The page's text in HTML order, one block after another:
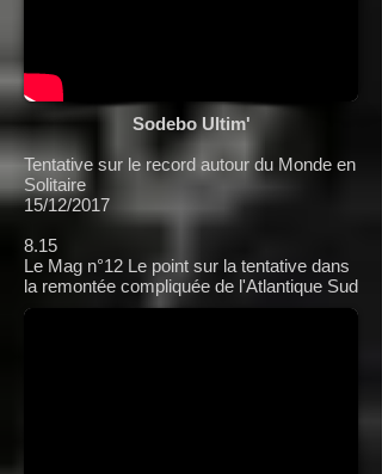
Sodebo Ultim'
Tentative sur le record autour du Monde en
Solitaire
15/12/2017
8.15
Le Mag n°12 Le point sur la tentative dans
la remontée compliquée de l'Atlantique Sud